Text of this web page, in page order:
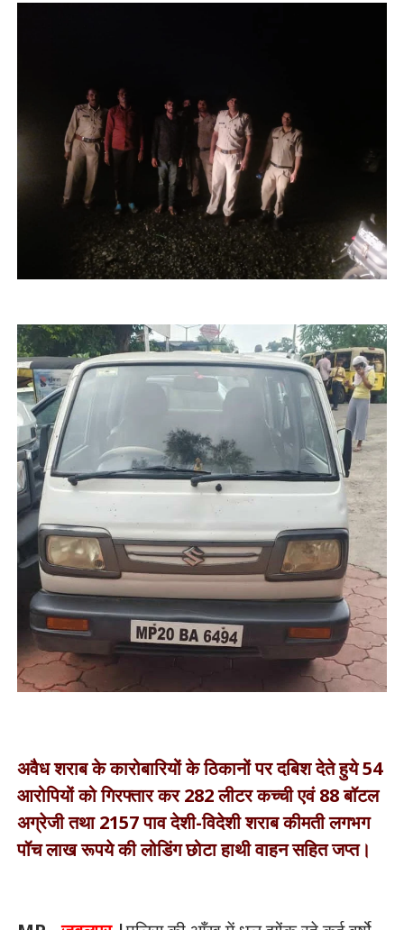
अवैध शराब के कारोबारियों के ठिकानों पर दबिश देते हुये 54
आरोपियों को गिरफ्तार कर 282 लीटर कच्ची एवं 88 बॉटल
अग्रेजी तथा 2157 पाव देशी-विदेशी शराब कीमती लगभग
पॉच लाख रूपये की लोडिंग छोटा हाथी वाहन सहित जप्त।